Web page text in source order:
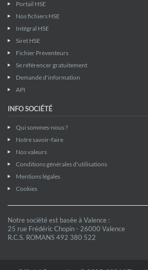
Portail HSE
Nos fichiers HSE
Intégral HSE
Siret HSE
Fichier Preventeurs
Se référencer gratuitement
Demande d'information
API
INFO SOCIÉTÉ
Qui sommes-nous ?
Notre savoir-faire
Nos valeurs
Conditions générales d'utilisations
Mentions légales
Cookies
Notre société est basée à Valence :
25 rue Frédéric Chopin - 26000 Valence
R.C.S. ROMANS 492 380 522